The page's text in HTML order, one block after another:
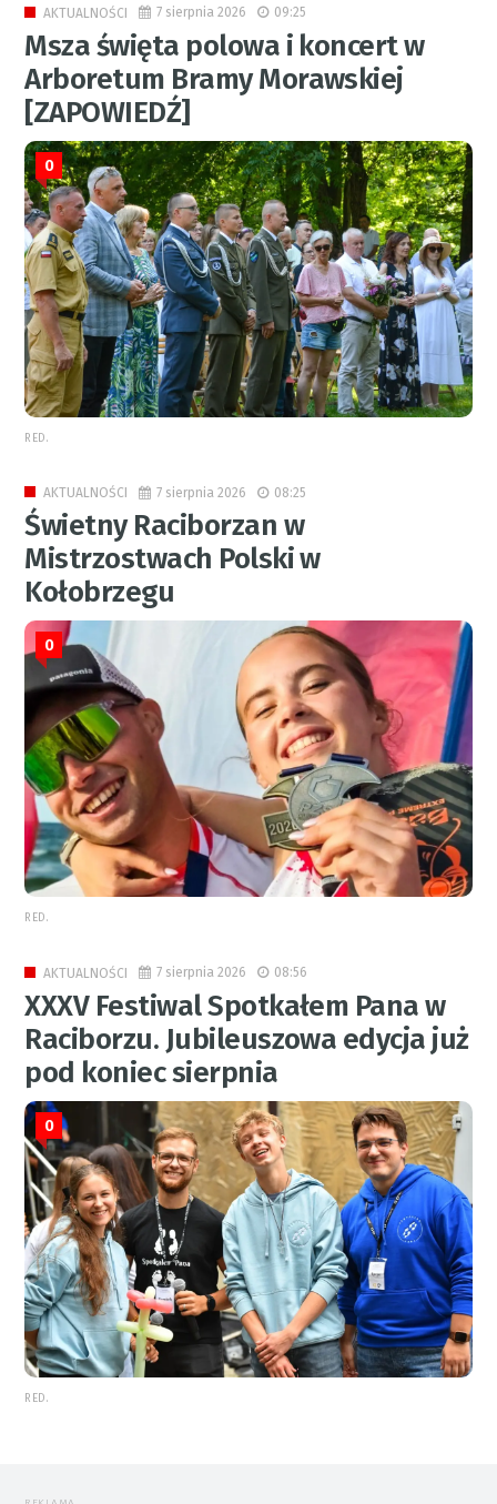
AKTUALNOŚCI 7 sierpnia 2026 09:25
Msza święta polowa i koncert w
Arboretum Bramy Morawskiej
[ZAPOWIEDŹ]
0
RED.
AKTUALNOŚCI 7 sierpnia 2026 08:25
Świetny Raciborzan w
Mistrzostwach Polski w
Kołobrzegu
0
RED.
AKTUALNOŚCI 7 sierpnia 2026 08:56
XXXV Festiwal Spotkałem Pana w
Raciborzu. Jubileuszowa edycja już
pod koniec sierpnia
0
RED.